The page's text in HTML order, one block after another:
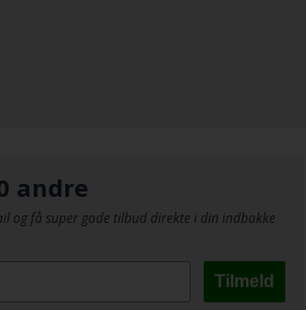
andre
og få super gode tilbud direkte i din indbakke
Tilmeld